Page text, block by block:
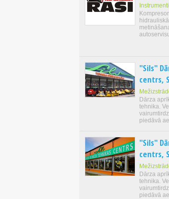
"Sils"
centrs,
Dārza
tehnika.
piedāvā
"Sils"
centrs,
Dārza
tehnika.
piedāvā